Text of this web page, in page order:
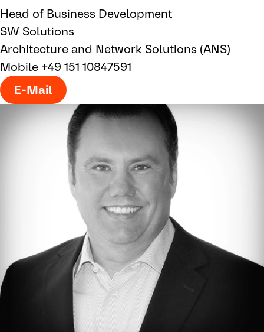
Head of Business Development
SW Solutions
Architecture and Network Solutions (ANS)
Mobile +49 151 10847591
E-Mail